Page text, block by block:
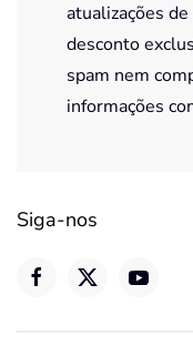
atualizações
desconto
spam nem
informações
Siga-nos